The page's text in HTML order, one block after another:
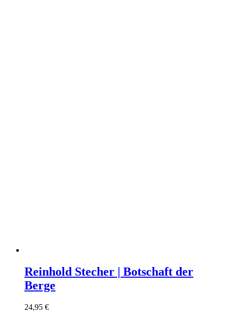
Reinhold Stecher | Botschaft der
Berge
24,95 €